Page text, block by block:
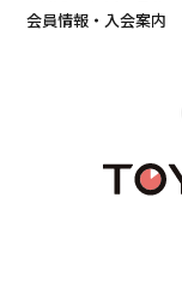
会員情報・入会案内